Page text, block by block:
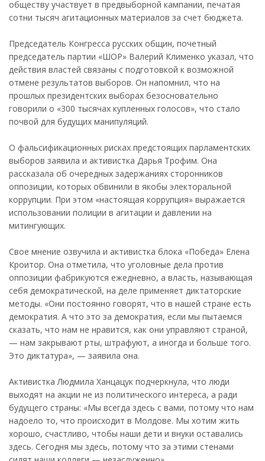
обществу участвует в предвыборной кампании, печатая
сотни тысяч агитационных материалов за счет бюджета.
Председатель Конгресса русских общин, почетный
председатель партии «ШОР» Валерий Клименко указал, что
действия властей связаны с подготовкой к возможной
отмене результатов выборов. Он напомнил, что на
прошлых президентских выборах безосновательно
говорили о «300 тысячах купленных голосов», что стало
почвой для будущих манипуляций.
О фальсификационных рисках предстоящих парламентских
выборов заявила и активистка Дарья Трофим. Она
рассказала об очередных задержаниях сторонников
оппозиции, которых обвинили в якобы электоральной
коррупции. При этом «настоящая коррупция» выражается
использовании полиции в агитации и давлении на
митингующих.
Свое мнение озвучила и активистка блока «Победа» Елена
Кроитор. Она отметила, что уголовные дела против
оппозиции фабрикуются ежедневно, а власть, называющая
себя демократической, на деле применяет диктаторские
методы. «Они постоянно говорят, что в нашей стране есть
демократия. А что это за демократия, если мы пытаемся
сказать, что нам не нравится, как они управляют страной,
— нам закрывают рты, штрафуют, а иногда и больше того.
Это диктатура», — заявила она.
Активистка Людмила Ханцацук подчеркнула, что люди
выходят на акции не из политического интереса, а ради
будущего страны: «Мы всегда здесь с вами, потому что нам
надоело то, что происходит в Молдове. Мы хотим жить
хорошо, счастливо, чтобы наши дети и внуки оставались
здесь. Сегодня мы здесь, потому что за этими стенами